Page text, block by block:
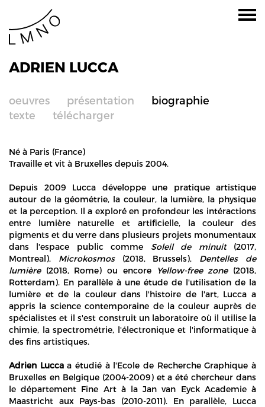
ADRIEN LUCCA
oeuvres présentation
biographie
texte
télécharger
Né à Paris (France)
Travaille et vit à Bruxelles depuis 2004.
Depuis 2009 Lucca développe une pratique artistique
autour de la géométrie, la couleur, la lumière, la physique
et la perception. Il a exploré en profondeur les intéractions
entre lumière naturelle et artificielle, la couleur des
pigments et du verre dans plusieurs projets monumentaux
dans l'espace public comme Soleil de minuit(2017,
Montreal), Microkosmos(2018, Brussels), Dentelles de
lumière(2018, Rome) ou encore Yellow-free zone(2018,
Rotterdam). En parallèle à une étude de l'utilisation de la
lumière et de la couleur dans l'histoire de l'art, Lucca a
appris la science contemporaine de la couleur auprès de
spécialistes et il s'est construit un laboratoire où il utilise la
chimie, la spectrométrie, l'électronique et l'informatique à
des fins artistiques.
Adrien Luccaa étudié à l'Ecole de Recherche Graphique à
Bruxelles en Belgique (2004-2009) et a été chercheur dans
le département Fine Art à la Jan van Eyck Academie à
Maastricht aux Pays-bas (2010-2011). En parallèle, Lucca